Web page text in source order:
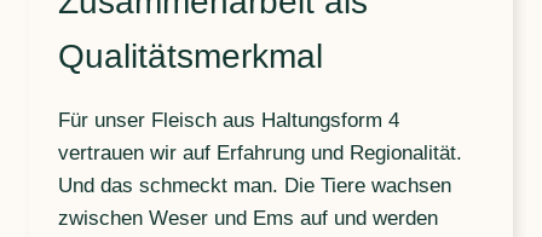
Qualitäts­merkmal
Für unser Fleisch aus Haltungsform 4
vertrauen wir auf Erfahrung und Regionalität.
Und das schmeckt man. Die Tiere wachsen
zwischen Weser und Ems auf und werden